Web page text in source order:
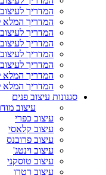
המדריך
המדריך המלא
המדריך
המדריך
המדריך
המדריך לעיצוב
המדריך המלא
המדריך המלא
סגנונות עיצוב פנים
עיצוב
עיצוב כפרי
עיצוב קלאסי
עיצוב פרובנס
עיצוב וינטג'
עיצוב טוסקני
עיצוב רטרו